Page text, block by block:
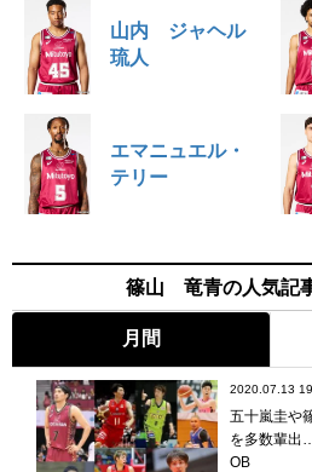
山内 ジャヘル
琉人
エマニュエル・
テリー
篠山 竜青の人気記
月間
2020.07.13
五十嵐圭や
を多数輩出
OB